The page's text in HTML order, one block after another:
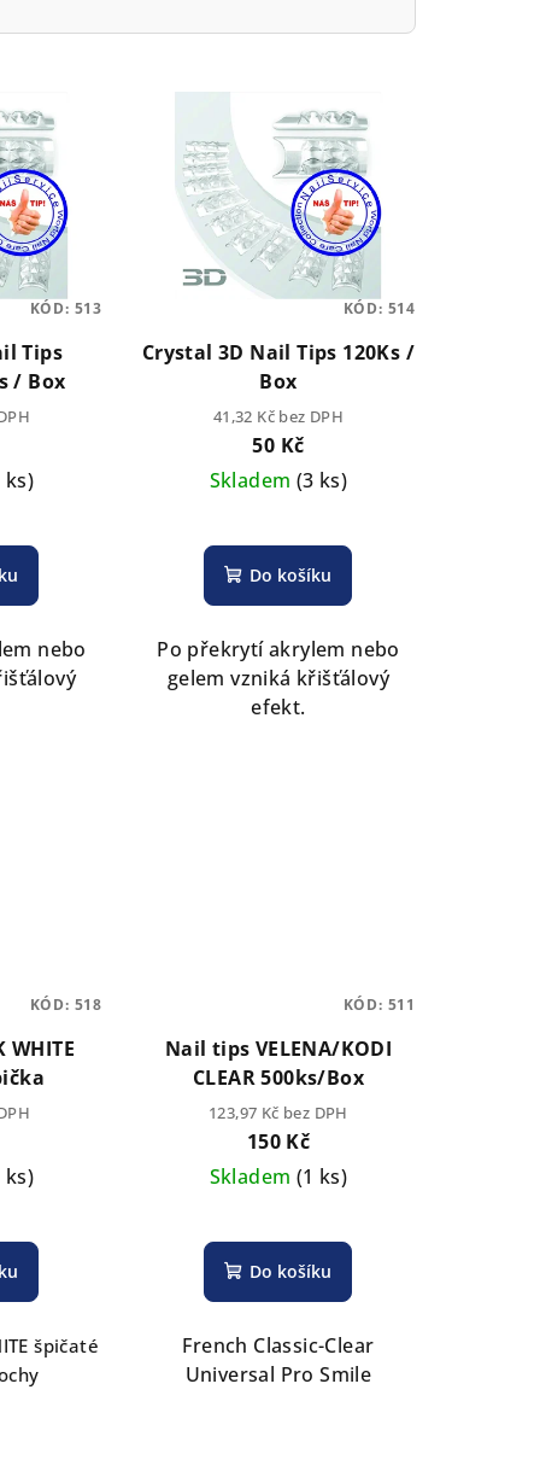
Tips
/ Box
ks)
nebo
KÓD: 513
Crystal 3D Nail Tips 120Ks /
Box
41,32 Kč bez DPH
50 Kč
Skladem (3 ks)
Do košíku
Po překrytí akrylem nebo
gelem vzniká křišťálový
efekt.
KÓD: 514
WHITE
ks)
špičaté
KÓD: 518
Nail tips VELENA/KODI
CLEAR 500ks/Box
123,97 Kč bez DPH
150 Kč
Skladem (1 ks)
Do košíku
French Classic-Clear
Universal Pro Smile
KÓD: 511